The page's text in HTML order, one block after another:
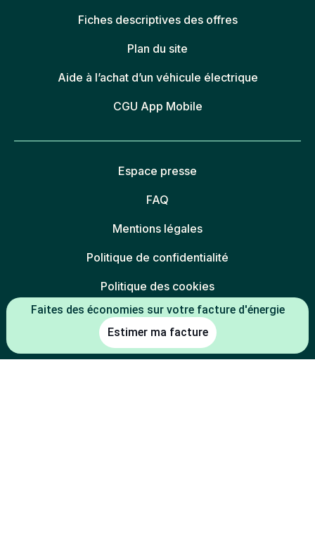
Faites des économies sur votre facture d'énergie
Estimer ma facture
Fiches descriptives des offres
Plan du site
Aide à l’achat d’un véhicule électrique
CGU App Mobile
Espace presse
FAQ
Mentions légales
Politique de confidentialité
Politique des cookies
Gestion des cookies